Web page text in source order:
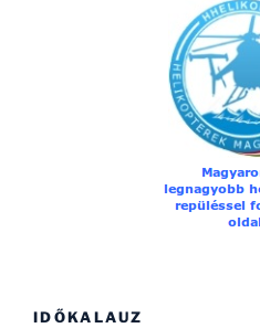
IDŐKALAUZ